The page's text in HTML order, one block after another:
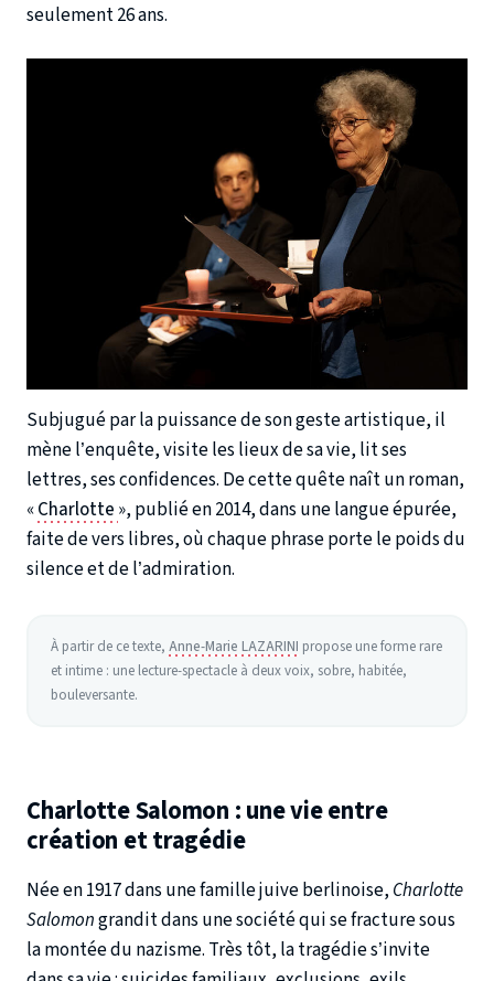
seulement 26 ans.
Subjugué par la puissance de son geste artistique, il
mène l’enquête, visite les lieux de sa vie, lit ses
lettres, ses confidences. De cette quête naît un roman,
«Charlotte », publié en 2014, dans une langue épurée,
faite de vers libres, où chaque phrase porte le poids du
silence et de l’admiration.
À partir de ce texte, Anne-Marie LAZARINI propose une forme rare
et intime : une lecture-spectacle à deux voix, sobre, habitée,
bouleversante.
Charlotte Salomon : une vie entre
création et tragédie
Née en 1917 dans une famille juive berlinoise, Charlotte
Salomongrandit dans une société qui se fracture sous
la montée du nazisme. Très tôt, la tragédie s’invite